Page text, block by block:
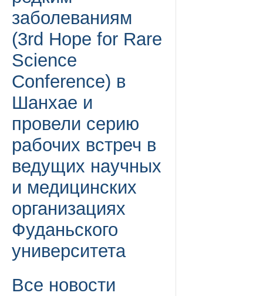
заболеваниям
(3rd Hope for Rare
Science
Conference) в
Шанхае и
провели серию
рабочих встреч в
ведущих научных
и медицинских
организациях
Фуданьского
университета
Все новости